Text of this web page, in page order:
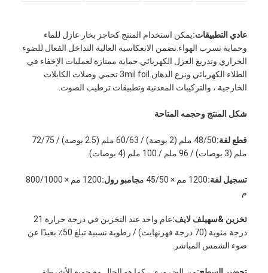
منتجات
عادي التطبيقات:يمكن استخدام المنتج كحاجز بخار عازل للماء
وحماية تسرب الهواء.تضمن الانعكاسية العالية التداخل الفعال للضوء
الحراري وتدريع العزل الكهربائي.حماية ممتازة لعمليات الإخفاء في
الطلاء الكهربائي ونزع الدهان.3mil foil تحمي وصلات الكابلات
الخارجية ، والتركيبات المعدنية وتطبيقات ترطيب الصوت.
شكل المنتج وحجمه المتاحة
قطع لفة:
48/50 ملم (2 بوصة) / 60/63 ملم (2.5 بوصة) / 72/75
ملم (3 بوصات) / 96 ملم / 100 ملم (4 بوصات).
تسجيل لفة:1200 مم × 45/50 م جامبو رول:
1200 مم × 800/1000
م
تخزين &سهيلف لايف:
عام واحد عند التخزين في درجة حرارة 21
درجة مئوية (70 درجة فهرنهايت) / رطوبة نسبية تبلغ 50٪ بعيدًا عن
ضوء الشمس المباشر.